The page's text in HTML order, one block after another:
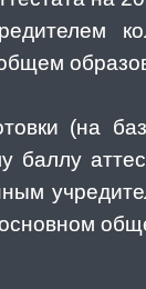
(на
баллу